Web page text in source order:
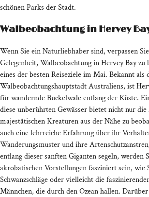
schönen Parks der Stadt.
Walbeobachtung in Hervey
Wenn Sie ein Naturliebhaber sind, verpassen
Gelegenheit, Walbeobachtung in Hervey Bay zu
eines der besten Reiseziele im Mai. Bekannt als
Walbeobachtungshauptstadt Australiens, ist
für wandernde Buckelwale entlang der Küste.
diese unberührten Gewässer bietet nicht nur
majestätischen Kreaturen aus der Nähe zu
auch eine lehrreiche Erfahrung über ihr
Wanderungsmuster und ihre
entlang dieser sanften Giganten segeln, werden
akrobatischen Vorstellungen fasziniert sein, wie
Schwanzschläge oder vielleicht die
Männchen, die durch den Ozean hallen.